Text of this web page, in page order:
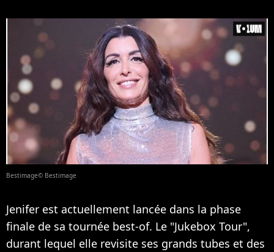
Bestimage© Bestimage
Jenifer est actuellement lancée dans la phase
finale de sa tournée best-of. Le "Jukebox Tour",
durant lequel elle revisite ses grands tubes et des